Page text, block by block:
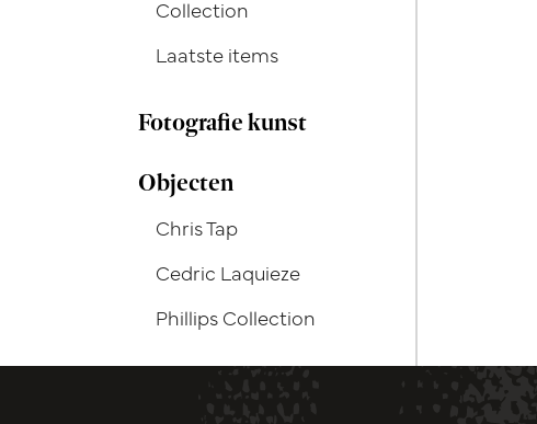
Collection
Laatste items
Fotografie kunst
Objecten
Chris Tap
Cedric Laquieze
Phillips Collection